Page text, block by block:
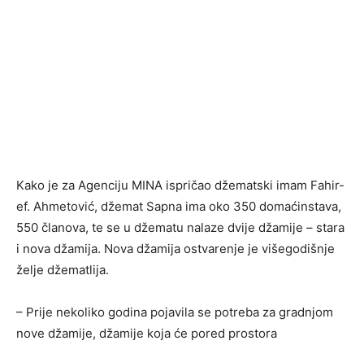
Kako je za Agenciju MINA ispričao džematski imam Fahir-
ef. Ahmetović, džemat Sapna ima oko 350 domaćinstava,
550 članova, te se u džematu nalaze dvije džamije – stara
i nova džamija. Nova džamija ostvarenje je višegodišnje
želje džematlija.
– Prije nekoliko godina pojavila se potreba za gradnjom
nove džamije, džamije koja će pored prostora